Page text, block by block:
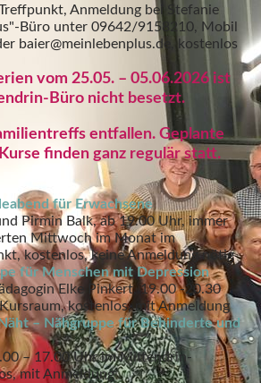
Anmeldung bei Stefanie
Büro unter 09642/9158210, Mobil
baier@meinlebenplus.de, kostenlos
vom 25.05. – 05.06.2026 ist
Büro nicht besetzt.
entfallen. Geplante
finden ganz regulär statt.
für Erwachsene
Pirmin Balk, ab 19.00 Uhr, immer
Mittwoch im Monat im
kostenlos, keine Anmeldung nötig
für Menschen mit Depression
Elke Pinkert, 19.00 -20.30
kostenlos, mit Anmeldung
– Nähgruppe für Behinderte und
– 17.00 Uhr im Mittendrin-
mit Anmeldung